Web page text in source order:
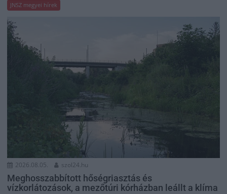
JNSZ megyei hírek
2026.08.05. szol24.hu
Meghosszabbított hőségriasztás és
vízkorlátozások, a mezőtúri kórházban leállt a klíma